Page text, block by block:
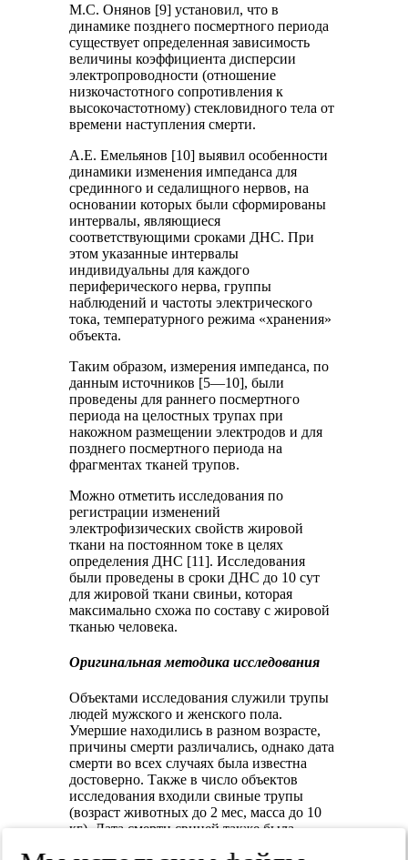
М.С. Онянов [9] установил, что в
динамике позднего посмертного периода
существует определенная зависимость
величины коэффициента дисперсии
электропроводности (отношение
низкочастотного сопротивления к
высокочастотному) стекловидного тела от
времени наступления смерти.
А.Е. Емельянов [10] выявил особенности
динамики изменения импеданса для
срединного и седалищного нервов, на
основании которых были сформированы
интервалы, являющиеся
соответствующими сроками ДНС. При
этом указанные интервалы
индивидуальны для каждого
периферического нерва, группы
наблюдений и частоты электрического
тока, температурного режима «хранения»
объекта.
Таким образом, измерения импеданса, по
данным источников [5—10], были
проведены для раннего посмертного
периода на целостных трупах при
накожном размещении электродов и для
позднего посмертного периода на
фрагментах тканей трупов.
Можно отметить исследования по
регистрации изменений
электрофизических свойств жировой
ткани на постоянном токе в целях
определения ДНС [11]. Исследования
были проведены в сроки ДНС до 10 сут
для жировой ткани свиньи, которая
максимально схожа по составу с жировой
тканью человека.
Оригинальная методика исследования
Объектами исследования служили трупы
людей мужского и женского пола.
Умершие находились в разном возрасте,
причины смерти различались, однако дата
смерти во всех случаях была известна
достоверно. Также в число объектов
исследования входили свиные трупы
(возраст животных до 2 мес, масса до 10
кг). Дата смерти свиней также была